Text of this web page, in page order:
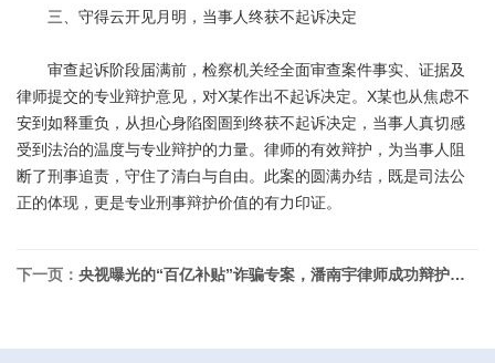
三、守得云开见月明，当事人终获不起诉决定
审查起诉阶段届满前，检察机关经全面审查案件事实、证据及
律师提交的专业辩护意见，对X某作出不起诉决定。X某也从焦虑不
安到如释重负，从担心身陷囹圄到终获不起诉决定，当事人真切感
受到法治的温度与专业辩护的力量。律师的有效辩护，为当事人阻
断了刑事追责，守住了清白与自由。此案的圆满办结，既是司法公
正的体现，更是专业刑事辩护价值的有力印证。
下一页： 央视曝光的“百亿补贴”诈骗专案，潘南宇律师成功辩护终获缓刑